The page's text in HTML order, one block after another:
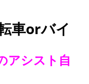
orバイ
アシスト自